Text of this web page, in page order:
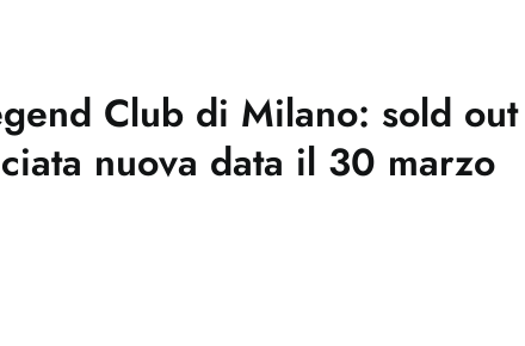
Club di Milano: sold out
nuova data il 30 marzo